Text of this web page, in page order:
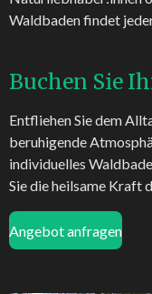
Waldbaden findet
Buchen Sie
Entfliehen Sie dem
beruhigende
individuelles
Sie die heilsame Kraft
Angebot anfragen